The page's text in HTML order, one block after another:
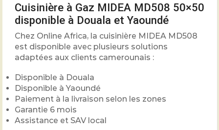
Cuisinière à Gaz MIDEA MD508 50×50
disponible à Douala et Yaoundé
Chez Online Africa, la cuisinière MIDEA MD508
est disponible avec plusieurs solutions
adaptées aux clients camerounais :
Disponible à Douala
Disponible à Yaoundé
Paiement à la livraison selon les zones
Garantie 6 mois
Assistance et SAV local